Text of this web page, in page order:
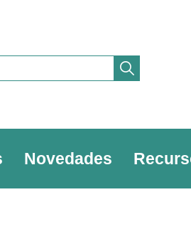
Novedades